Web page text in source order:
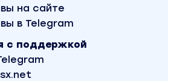
своё состояние,
бизнес-мышления,
к практике и избавитесь от
на сайте
в Telegram
с поддержкой